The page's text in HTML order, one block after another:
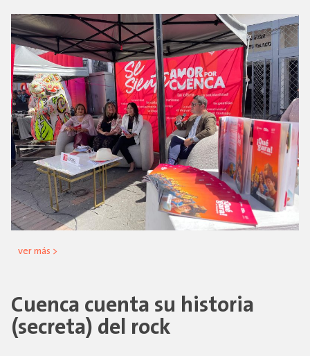
ver más >
Cuenca cuenta su historia
(secreta) del rock